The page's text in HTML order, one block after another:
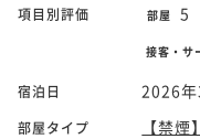
項目別評価 部屋 5
接客・サ
宿泊日 2026
部屋タイプ
【禁